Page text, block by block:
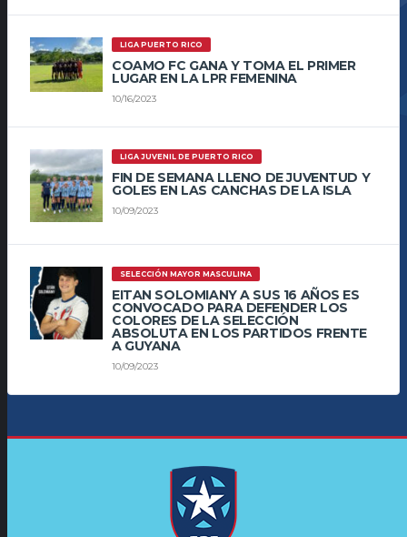
LIGA PUERTO RICO
COAMO FC GANA Y TOMA EL PRIMER
LUGAR EN LA LPR FEMENINA
10/16/2023
LIGA JUVENIL DE PUERTO RICO
FIN DE SEMANA LLENO DE JUVENTUD Y
GOLES EN LAS CANCHAS DE LA ISLA
10/09/2023
SELECCIÓN MAYOR MASCULINA
EITAN SOLOMIANY A SUS 16 AÑOS ES
CONVOCADO PARA DEFENDER LOS
COLORES DE LA SELECCIÓN
ABSOLUTA EN LOS PARTIDOS FRENTE
A GUYANA
10/09/2023